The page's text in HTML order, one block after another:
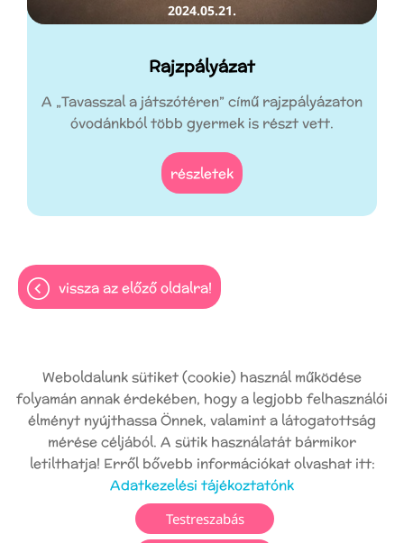
2024.05.21.
Rajzpályázat
A „Tavasszal a játszótéren” című rajzpályázaton
óvodánkból több gyermek is részt vett.
részletek
vissza az előző oldalra!
© 2026 - Minden jog fenntartva
Oldal információk
Adatkezelési tájékoztató
Impresszum
Sütik kezelése
Akadálymentesítési nyilatkozat
Testreszabás
Weboldalunk sütiket (cookie) használ működése
folyamán annak érdekében, hogy a legjobb felhasználói
élményt nyújthassa Önnek, valamint a látogatottság
mérése céljából. A sütik használatát bármikor
letilthatja! Erről bővebb információkat olvashat itt:
Adatkezelési tájékoztatónk